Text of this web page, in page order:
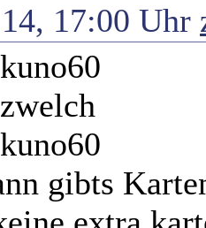
17:00 Uhr
gibts